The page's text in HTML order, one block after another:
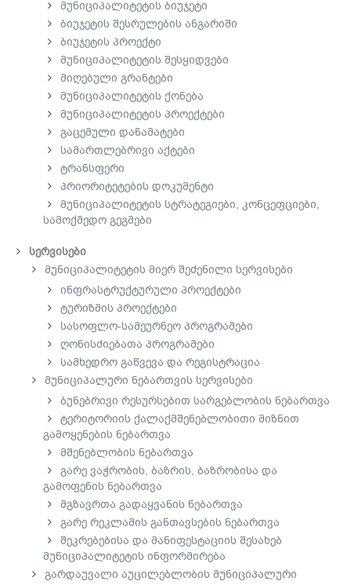
მუნიციპალიტეტის ბიუჯეტი
ბიუჯეტის შესრულების ანგარიში
ბიუჯეტის პროექტი
მუნიციპალიტეტის შესყიდვები
მიღებული გრანტები
მუნიციპალიტეტის ქონება
მუნიციპალიტეტის პროექტები
გაცემული დანამატები
სამართლებრივი აქტები
ტრანსფერი
პრიორიტეტების დოკუმენტი
მუნიციპალიტეტის სტრატეგიები, კონცეფციები,
სამოქმედო გეგმები
სერვისები
მუნიციპალიტეტის მიერ შეძენილი სერვისები
ინფრასტრუქტურული პროექტები
ტურიზმის პროექტები
სასოფლო-სამეურნეო პროგრამები
ღონისძიებათა პროგრამები
სამხედრო გაწვევა და რეგისტრაცია
მუნიციპალური ნებართვის სერვისები
ბუნებრივი რესურსებით სარგებლობის ნებართვა
ტერიტორიის ქალაქმშენებლობითი მიზნით
გამოყენების ნებართვა
მშენებლობის ნებართვა
გარე ვაჭრობის, ბაზრის, ბაზრობისა და
გამოფენის ნებართვა
მგზავრთა გადაყვანის ნებართვა
გარე რეკლამის განთავსების ნებართვა
შეკრებებისა და მანიფესტაციის შესახებ
მუნიციპალიტეტის ინფორმირება
გარდაუვალი აუცილებლობის მუნიციპალური